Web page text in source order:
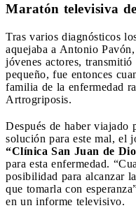
Maratón televisiva
Tras varios diagnósticos
aquejaba a Antonio
jóvenes actores,
pequeño, fue entonces
familia de la enfermedad
Artrogriposis.
Después de haber viajado
solución para este mal, el
“Clínica San Juan de
para esta enfermedad.
posibilidad para alcanzar
que tomarla con
en un informe televisivo.